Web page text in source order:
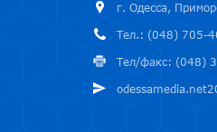
г. Одесса,
Тел.: (048) 705-
Тел/факс: (048)